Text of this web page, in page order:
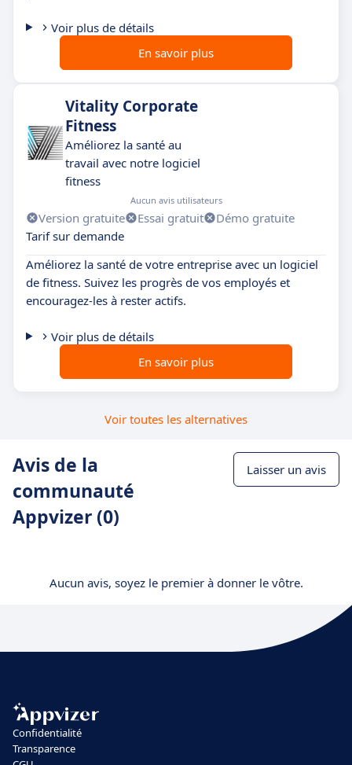
Voir plus de détails
En savoir plus
Vitality Corporate
Fitness
Améliorez la santé au
travail avec notre logiciel
fitness
Aucun avis utilisateurs
Version gratuite Essai gratuit
Démo gratuite
Tarif sur demande
Améliorez la santé de votre entreprise avec un logiciel
de fitness. Suivez les progrès de vos employés et
encouragez-les à rester actifs.
Voir plus de détails
En savoir plus
Voir toutes les alternatives
Avis de la
communauté
Appvizer (0)
Laisser un avis
Aucun avis, soyez le premier à donner le vôtre.
Confidentialité
Transparence